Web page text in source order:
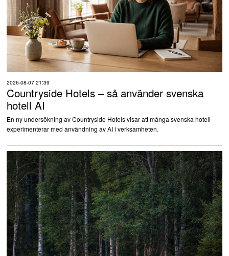
2026-08-07 21:39
Countryside Hotels – så använder svenska
hotell AI
En ny undersökning av Countryside Hotels visar att många svenska hotell
experimenterar med användning av AI i verksamheten.